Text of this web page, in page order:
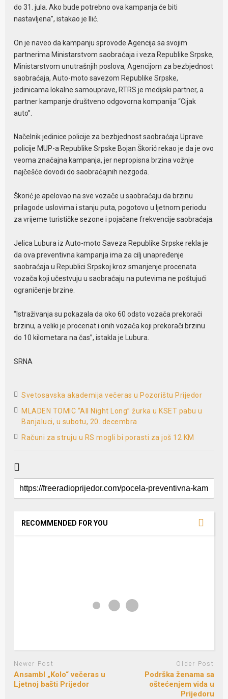
do 31. jula. Ako bude potrebno ova kampanja će biti
nastavljena”, istakao je Ilić.
On je naveo da kampanju sprovode Agencija sa svojim
partnerima Ministarstvom saobraćaja i veza Republike Srpske,
Ministarstvom unutrašnjih poslova, Agencijom za bezbjednost
saobraćaja, Auto-moto savezom Republike Srpske,
jedinicama lokalne samouprave, RTRS je medijski partner, a
partner kampanje društveno odgovorna kompanija “Cijak
auto”.
Načelnik jedinice policije za bezbjednost saobraćaja Uprave
policije MUP-a Republike Srpske Bojan Škorić rekao je da je ovo
veoma značajna kampanja, jer nepropisna brzina vožnje
najčešće dovodi do saobraćajnih nezgoda.
Škorić je apelovao na sve vozače u saobraćaju da brzinu
prilagode uslovima i stanju puta, pogotovo u ljetnom periodu
za vrijeme turističke sezone i pojačane frekvencije saobraćaja.
Jelica Lubura iz Auto-moto Saveza Republike Srpske rekla je
da ova preventivna kampanja ima za cilj unapređenje
saobraćaja u Republici Srpskoj kroz smanjenje procenata
vozača koji učestvuju u saobraćaju na putevima ne poštujući
ograničenje brzine.
“Istraživanja su pokazala da oko 60 odsto vozača prekorači
brzinu, a veliki je procenat i onih vozača koji prekorači brzinu
do 10 kilometara na čas”, istakla je Lubura.
SRNA
Svetosavska akademija večeras u Pozorištu Prijedor
MLADEN TOMIC “All Night Long” žurka u KSET pabu u
Banjaluci, u subotu, 20. decembra
Računi za struju u RS mogli bi porasti za još 12 KM
RECOMMENDED FOR YOU
Newer Post
Ansambl „Kolo“ večeras u
Ljetnoj bašti Prijedor
Older Post
­Podrška ženama sa
oštećenjem vida u
Prijedoru